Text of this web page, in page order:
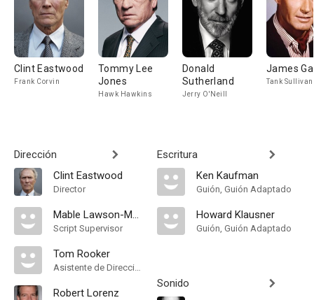
Clint Eastwood
Frank Corvin
Tommy Lee
Jones
Hawk Hawkins
Donald
Sutherland
Jerry O'Neill
James
Tank Sullivan
Dirección
Clint Eastwood
Director
Mable Lawson-McCrary
Script Supervisor
Tom Rooker
Asistente de Dirección
Robert Lorenz
Escritura
Ken Kaufman
Guión, Guión Adaptado
Howard Klausner
Guión, Guión Adaptado
Sonido